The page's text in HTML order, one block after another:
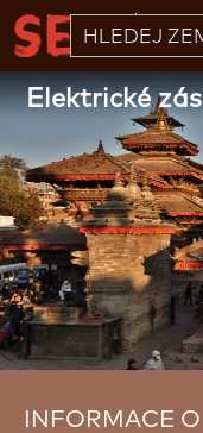
33 LET
Elektrické
INFORMACE